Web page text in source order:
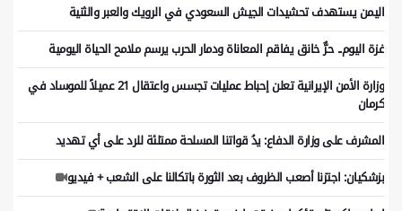
اليمن يستهدف تحشيدات الجيش السعودي في الرويك والعبر والثنية
غزة اليوم.. حرٌّ خانق يفاقم المعاناة ودمار الحرب يرسم ملامح الحياة اليومية
وزارة الأمن الإيرانية تعلن إحباط عمليات تجسس واعتقال 21 عميلاً للموساد في
كرمان
المشرف على وزارة الدفاع: يدُ قواتنا المسلحة ممتلئة للرد على أي تهديد
بزشكيان: اجتزنا أصعب الظروف بعد الثورة باتكالنا على الشعب + فيديو